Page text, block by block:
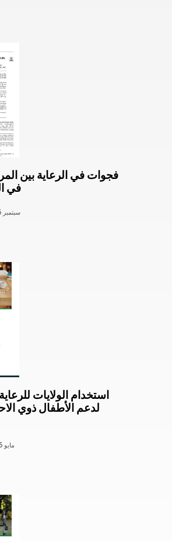
فجوات في الرعاية بين
في
3 سبتمبر 2025
استخدام الولايات
لدعم الأطفال ذوي
29 مايو 2025